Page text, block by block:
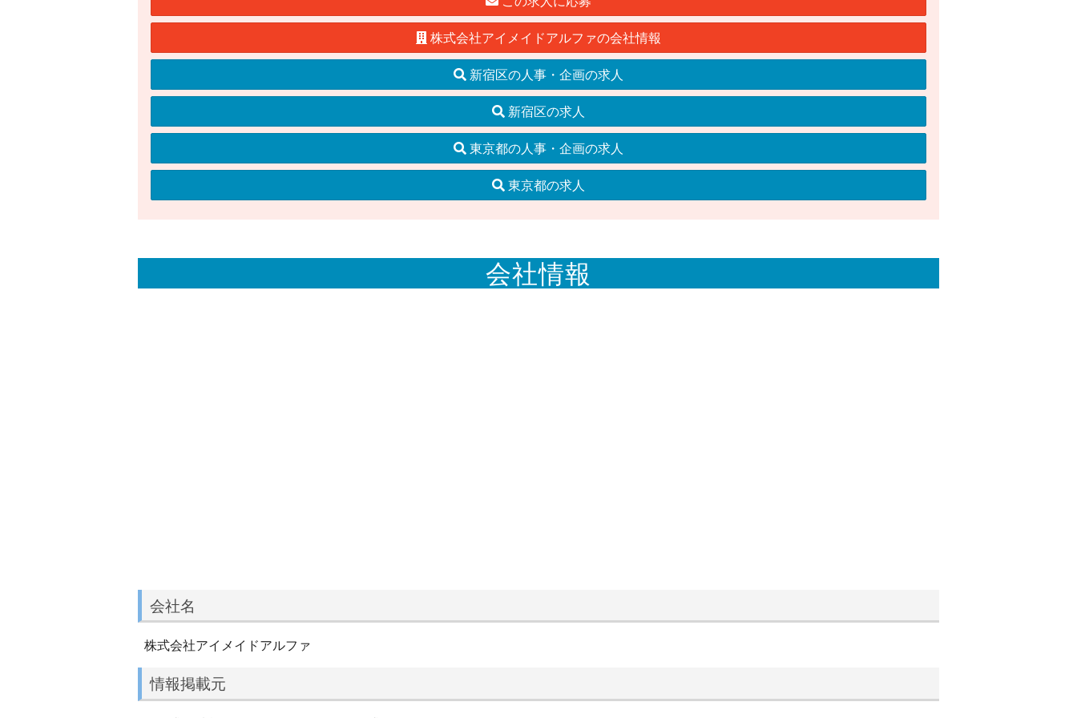
株式会社アイメイドアルファの会社情報
新宿区の人事・企画の求人
新宿区の求人
東京都の人事・企画の求人
東京都の求人
会社情報
会社名
株式会社アイメイドアルファ
情報掲載元